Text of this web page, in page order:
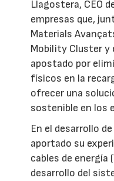
Llagostera, CEO
empresas que,
Materials
Mobility Cluster y
apostado por
físicos en la
ofrecer una
sostenible en los
En el desarrollo
aportado su
cables de energía
desarrollo del